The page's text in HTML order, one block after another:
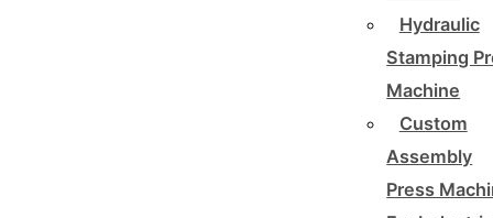
Hydraulic
Stamping
Machine
Custom
Assembly
Press